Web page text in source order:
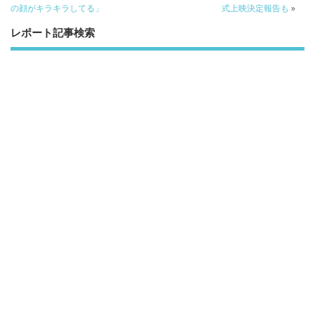
の顔がキラキラしてる」 式上映決定報告も »
レポート記事検索